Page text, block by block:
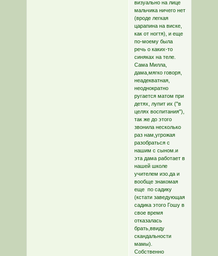
визуально на лице
мальчика ничего нет
(вроде легкая
царапина на виске,
как от ногтя), и еще
по-моему была
речь о каких-то
синяках на теле.
Сама Милла,
дама,мягко говоря,
неадекватная,
неоднократно
ругается матом при
детях, лупит их ("в
целях воспитания"),
так же до этого
звонила несколько
раз нам,угрожая
разобраться с
нашим с сыном.и
эта дама работает в
нашей школе
учителем изо.да и
вообще знакомая
еще по садику
(кстати заведующая
садика этого Гошу в
свое время
отказалась
брать,ввиду
скандальности
мамы).
Собственно